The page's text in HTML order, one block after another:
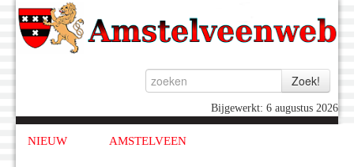
Bijgewerkt: 6 augustus 2026
NIEUW AMSTELVEEN